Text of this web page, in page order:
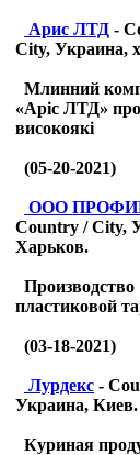
Арис ЛТД -
City, Украина,
Млинний
«Аріс ЛТД»
високоякі
(05-20-2021)
ООО
Country / City,
Харьков.
Производство
пластиковой
(03-18-2021)
Лурдекс -
Украина, Киев.
Куриная